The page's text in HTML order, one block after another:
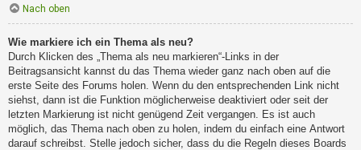
Nach oben
Wie markiere ich ein Thema als neu?
Durch Klicken des „Thema als neu markieren“-Links in der
Beitragsansicht kannst du das Thema wieder ganz nach oben auf die
erste Seite des Forums holen. Wenn du den entsprechenden Link nicht
siehst, dann ist die Funktion möglicherweise deaktiviert oder seit der
letzten Markierung ist nicht genügend Zeit vergangen. Es ist auch
möglich, das Thema nach oben zu holen, indem du einfach eine Antwort
darauf schreibst. Stelle jedoch sicher, dass du die Regeln dieses Boards